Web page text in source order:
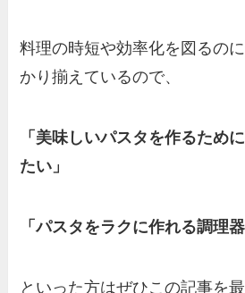
料理の時短や効率化を図るの
かり揃えているので、
「美味しいパスタを作るため
たい」
「パスタをラクに作れる調理
といった方はぜひこの記事を